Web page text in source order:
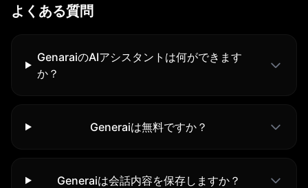
よくある質問
GenaraiのAIアシスタントは何ができます
か？
Generaiは無料ですか？
Generaiは会話内容を保存しますか？